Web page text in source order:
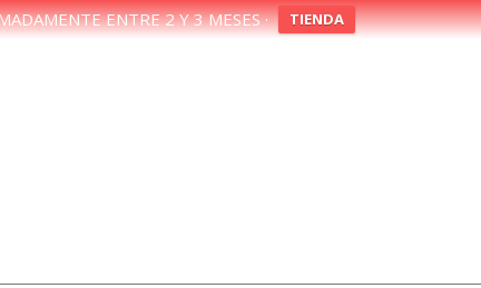
ENTRE 2 Y 3 MESES · TIENDA